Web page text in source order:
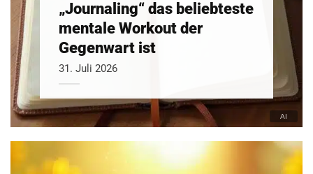
„Journaling“ das beliebteste
mentale Workout der
Gegenwart ist
31. Juli 2026